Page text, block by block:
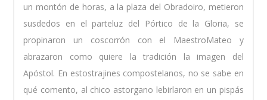
un montón de horas, a la plaza del Obradoiro, metieron
susdedos en el parteluz del Pórtico de la Gloria, se
propinaron un coscorrón con el MaestroMateo y
abrazaron como quiere la tradición la imagen del
Apóstol. En estostrajines compostelanos, no se sabe en
qué comento, al chico astorgano lebirlaron en un pispás